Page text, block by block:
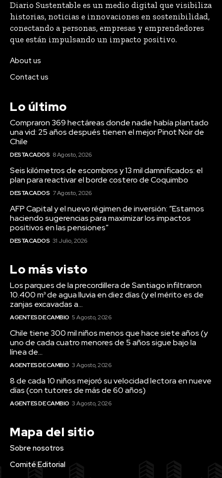
Diario Sustentable es un medio digital que visibiliza
historias, noticias e innovaciones en sostenibilidad,
conectando a personas, empresas y emprendedores
que están impulsando un impacto positivo.
About us
Contact us
Lo último
Compraron 369 hectáreas donde nadie había plantado
una vid: 25 años después tienen el mejor Pinot Noir de
Chile
DESTACADOS 8 Agosto, 2026
Seis kilómetros de escombros y 13 mil damnificados: el
plan para reactivar el borde costero de Coquimbo
DESTACADOS 7 Agosto, 2026
AFP Capital y el nuevo régimen de inversión: “Estamos
haciendo sugerencias para maximizar los impactos
positivos en las pensiones”
DESTACADOS 31 Julio, 2026
Lo más visto
Los parques de la precordillera de Santiago infiltraron
10.400 m³ de agua lluvia en diez días (y el mérito es de
zanjas excavadas a...
AGENTES DE CAMBIO 5 Agosto, 2026
Chile tiene 300 mil niños menos que hace siete años (y
uno de cada cuatro menores de 5 años sigue bajo la
línea de...
AGENTES DE CAMBIO 3 Agosto, 2026
8 de cada 10 niños mejoró su velocidad lectora en nueve
días (con tutores de más de 60 años)
AGENTES DE CAMBIO 3 Agosto, 2026
Mapa del sitio
Sobre nosotros
Comité Editorial